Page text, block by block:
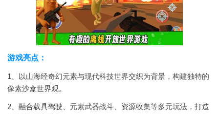
游戏亮点：
1、以山海经奇幻元素与现代科技世界交织为背景，构建独特的
像素沙盒世界观。
2、融合载具驾驶、元素武器战斗、资源收集等多元玩法，打造